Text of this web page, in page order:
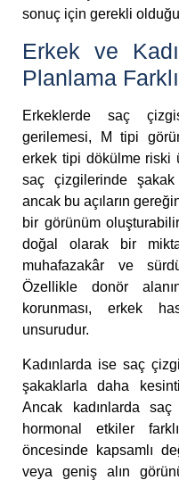
sonuç için gerekli
Erkek ve
Planlama
Erkeklerde saç
gerilemesi, M tipi
erkek tipi dökülme riski
saç çizgilerinde
ancak bu açıların
bir görünüm
doğal olarak bir
muhafazakâr ve
Özellikle donör
korunması, erkek
unsurudur.
Kadınlarda ise saç
şakaklarla daha
Ancak kadınlarda saç
hormonal etkiler
öncesinde kapsamlı
veya geniş alın